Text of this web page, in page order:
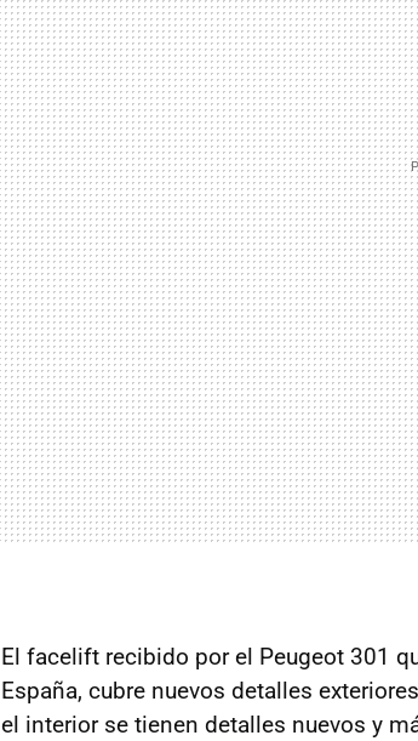
El facelift recibido por el Peugeot 301
España, cubre nuevos detalles
el interior se tienen detalles nuevos y